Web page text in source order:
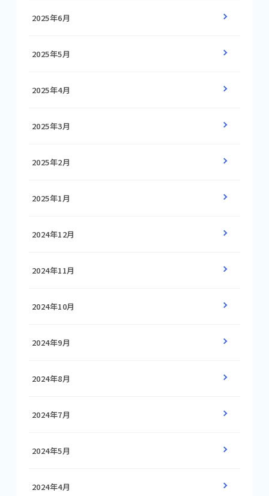
2025年6月
2025年5月
2025年4月
2025年3月
2025年2月
2025年1月
2024年12月
2024年11月
2024年10月
2024年9月
2024年8月
2024年7月
2024年5月
2024年4月